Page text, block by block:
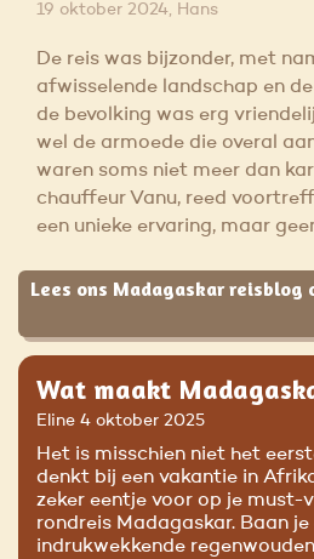
19 oktober 2024, Hans
De reis was bijzonder, met
afwisselende landschap en
de bevolking was erg
wel de armoede die overal
waren soms niet meer dan
chauffeur Vanu, reed
een unieke ervaring, maar
Lees ons Madagaskar
Wat maakt
Eline 4 oktober 2025
Het is misschien niet het
denkt bij een vakantie in
zeker eentje voor op je must-
rondreis Madagaskar. Baan
indrukwekkende